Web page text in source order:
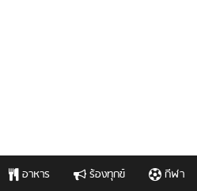
อาหาร ร้องทุกข์ กีฬา